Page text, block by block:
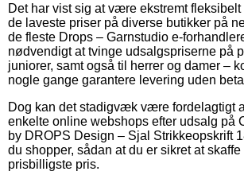
Det har vist sig at være ekstremt
de laveste priser på diverse butikker på
de fleste Drops – Garnstudio e-
nødvendigt at tvinge udsalgspriserne på
juniorer, samt også til herrer og damer –
nogle gange garantere levering uden
Dog kan det stadigvæk være fordelagtigt
enkelte online webshops efter udsalg på
by DROPS Design – Sjal Strikkeopskrift
du shopper, sådan at du er sikret at skaffe
prisbilligste pris.